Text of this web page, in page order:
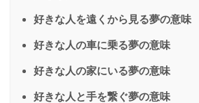
好きな人を遠くから見る夢の意味
好きな人の車に乗る夢の意味
好きな人の家にいる夢の意味
好きな人と手を繋ぐ夢の意味